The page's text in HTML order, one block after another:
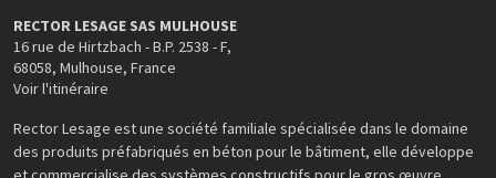
RECTOR LESAGE SAS MULHOUSE
16 rue de Hirtzbach - B.P. 2538 - F,
68058, Mulhouse, France
Voir l'itinéraire
Rector Lesage est une société familiale spécialisée dans le domaine
des produits préfabriqués en béton pour le bâtiment, elle développe